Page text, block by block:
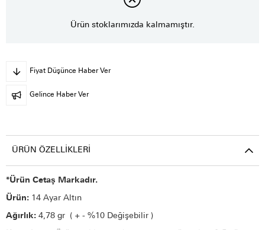
Ürün stoklarımızda kalmamıştır.
Fiyat Düşünce Haber Ver
Gelince Haber Ver
ÜRÜN ÖZELLIKLERI
*Ürün Cetaş Markadır.
Ürün: 14 Ayar Altın
Ağırlık: 4,78 gr ( + - %10 Değişebilir )